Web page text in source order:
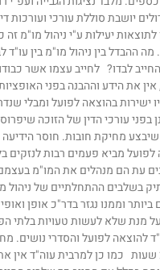
יושבת סוללת עורכי ועורכות
יעילות ע"י ניהול מו"מ
ההבדל בין ניהול מו"מ בין עו"ד
לבדו? לחייב עצמו אשר
את הידע וההבנה בפני
ישירות בהוצאה לפועל ומבלי
בפני עורכי הדין של הזוכה
מחיקת חובות. חוסר הידיעה
מביא פעמים רבות לנזקים
עת הם מנהלים את המו"מ
בשלבים ההתחלתיים של ניהול
וממנו נגזר בדר"כ אופן
מנת שלא לעשות טעויות בלתי
להוצאה לפועל והסדרי נושים.
חובות תוך 24 שעות כמו כן למרבית עוה"ד